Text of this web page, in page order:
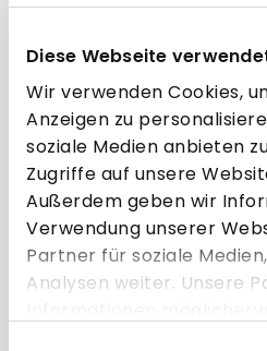
Diese Webseite
Wir verwenden Cookies,
Anzeigen zu
soziale Medien anbieten
Zugriffe auf unsere
Außerdem geben wir
Verwendung unserer
Partner für soziale
Analysen weiter. Unsere
Keine Produkte